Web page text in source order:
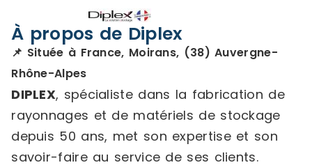
À propos de Diplex
📌 Située à France, Moirans, (38) Auvergne-
Rhône-Alpes
DIPLEX, spécialiste dans la fabrication de
rayonnages et de matériels de stockage
depuis 50 ans, met son expertise et son
savoir-faire au service de ses clients.